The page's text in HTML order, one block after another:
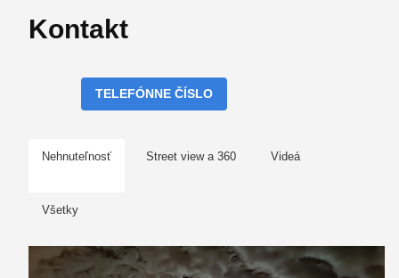
Kontakt
TELEFÓNNE ČÍSLO
Nehnuteľnosť Street view a 360 Videá
Všetky